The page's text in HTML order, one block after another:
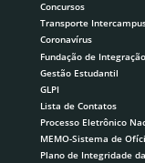
Concursos
Transporte
Coronavírus
Fundação de
Gestão Estudantil
GLPI
Lista de Contatos
Processo Eletrônico
MEMO-Sistema de
Plano de Integridade